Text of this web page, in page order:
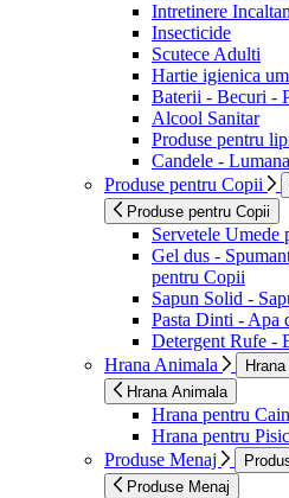
Intretinere
Insecticide
Scutece Adulti
Hartie igienica
Baterii - Becuri -
Alcool Sanitar
Produse pentru
Candele -
Produse pentru Copii
Produse pentru Copii
Servetele Umede
Gel dus -
pentru Copii
Sapun Solid -
Pasta Dinti - Apa
Detergent Rufe -
Hrana Animala
Hrana Animala
Hrana pentru
Hrana pentru
Produse Menaj
Produse Menaj